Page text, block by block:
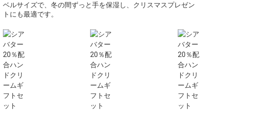
ベルサイズで、冬の間ずっと手を保湿し、クリスマスプレゼン
トにも最適です。